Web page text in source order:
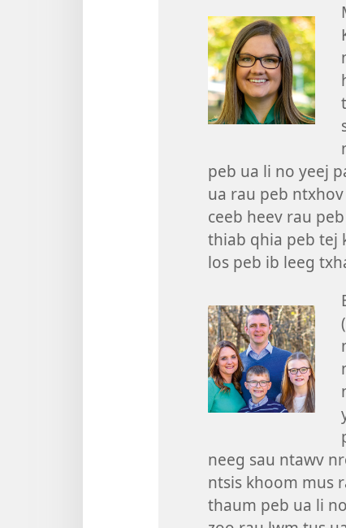
peb ua li no yeej
ua rau peb
ceeb heev rau
thiab qhia peb tej
los peb ib leeg
neeg sau ntawv
ntsis khoom mus
thaum peb ua li